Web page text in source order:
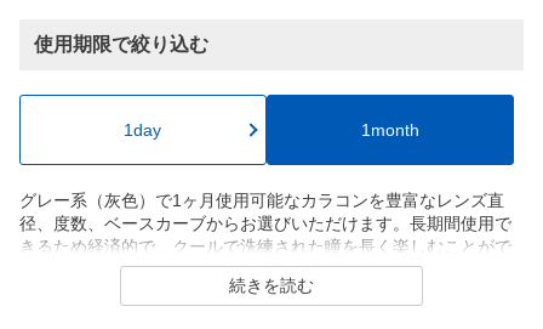
使用期限で絞り込む
1day 1month
グレー系（灰色）で1ヶ月使用可能なカラコンを豊富なレンズ直
径、度数、ベースカーブからお選びいただけます。長期間使用で
きるため経済的で、クールで洗練された瞳を長く楽しむことがで
きます。自然な仕上がりでありながらスタイリッシュな目元を演
出し、快適な装用感を提供します。
続きを読む